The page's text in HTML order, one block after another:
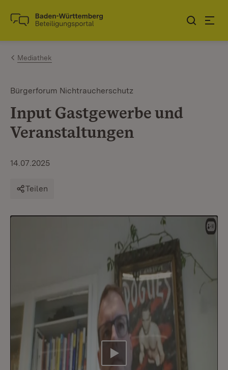
Zum Inhalt springen
Link zur Startseite
Mediathek
Bürgerforum Nichtraucherschutz
Input Gastgewerbe und
Veranstaltungen
14.07.2025
Teilen
Video abspielen